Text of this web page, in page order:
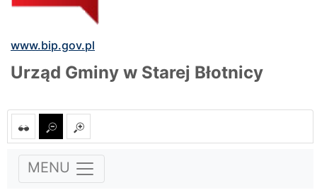
www.bip.gov.pl
Urząd Gminy w Starej Błotnicy
MENU